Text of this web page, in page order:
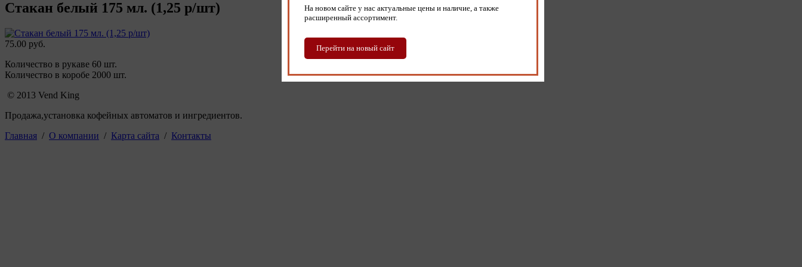
Стакан белый 175 мл. (1,25 р/шт)
75.00 руб.
Количество в рукаве 60 шт.
Количество в коробе 2000 шт.
© 2013 Vend King
Продажа,установка кофейных автоматов и ингредиентов.
Главная / О компании / Карта сайта / Контакты
На новом сайте у нас актуальные цены и наличие, а также
расширенный ассортимент.
Перейти на новый сайт